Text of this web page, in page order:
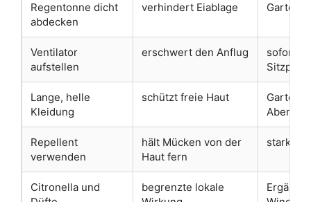
Regentonne dicht
abdecken
verhindert Eiablage Garten
Ventilator
aufstellen
erschwert den Anflug
Sitzplatz
Lange, helle
Kleidung
schützt freie Haut
Abend
Repellent
verwenden
hält Mücken von der
Haut fern
starker
Citronella und
begrenzte lokale